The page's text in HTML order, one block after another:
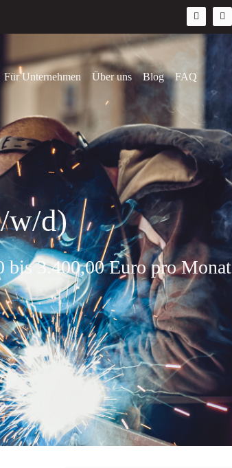
Für Unternehmen Über uns Blog FAQ
w/d)
bis 3.400,00 Euro pro Monat